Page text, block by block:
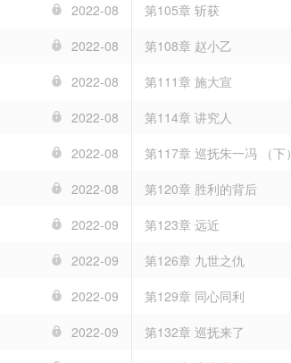
2022-08 第105章 斩获
2022-08 第108章 赵小乙
2022-08 第111章 施大宣
2022-08 第114章 讲究人
2022-08 第117章 巡抚朱一冯 （下）
2022-08 第120章 胜利的背后
2022-09 第123章 远近
2022-09 第126章 九世之仇
2022-09 第129章 同心同利
2022-09 第132章 巡抚来了